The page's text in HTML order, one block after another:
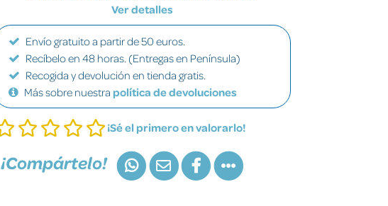
Ver detalles
Envío gratuito a partir de 50 euros.
Recíbelo en 48 horas. (Entregas en Península)
Recogida y devolución en tienda gratis.
Más sobre nuestra política de devoluciones
¡Sé el primero en valorarlo!
¡Compártelo!